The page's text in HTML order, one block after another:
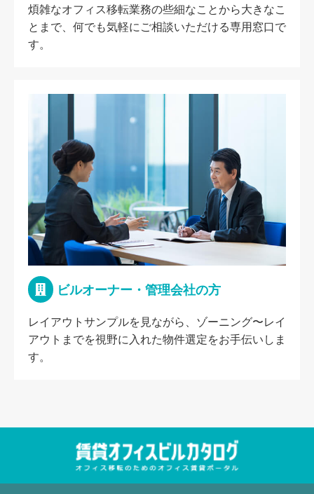
煩雑なオフィス移転業務の些細なことから大きなこ
とまで、何でも気軽にご相談いただける専用窓口で
す。
ビルオーナー・管理会社の方
レイアウトサンプルを見ながら、ゾーニング〜レイ
アウトまでを視野に入れた物件選定をお手伝いしま
す。